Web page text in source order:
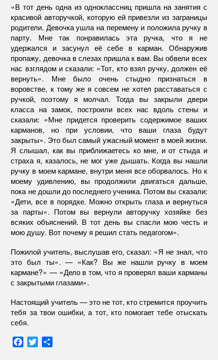
«В тот день одна из одноклассниц пришла на занятия с
красивой авторучкой, которую ей привезли из заграницы
родители. Девочка ушла на перемену и положила ручку в
парту. Мне так понравилась эта ручка, что я не
удержался и засунул её себе в карман. Обнаружив
пропажу, девочка в слезах пришла к вам. Вы обвели всех
нас взглядом и сказали: «Тот, кто взял ручку, должен её
вернуть». Мне было очень стыдно признаться в
воровстве, к тому же я совсем не хотел расставаться с
ручкой, поэтому я молчал. Тогда вы закрыли двери
класса на замок, построили всех нас вдоль стены и
сказали: «Мне придется проверить содержимое ваших
карманов, но при условии, что ваши глаза будут
закрыты». Это был самый ужасный момент в моей жизни.
Я слышал, как вы приближаетесь ко мне, и от стыда и
страха я, казалось, не мог уже дышать. Когда вы нашли
ручку в моем кармане, внутри меня все оборвалось. Но к
моему удивлению, вы продолжили двигаться дальше,
пока не дошли до последнего ученика. Потом вы сказали:
«Дети, все в порядке. Можно открыть глаза и вернуться
за парты». Потом вы вернули авторучку хозяйке без
всяких объяснений. В тот день вы спасли мою честь и
мою душу. Вот почему я решил стать педагогом».
Пожилой учитель, выслушав его, сказал: «Я не знал, что
это был ты». — «Как? Вы же нашли ручку в моем
кармане?» — «Дело в том, что я проверял ваши карманы
с закрытыми глазами».
Настоящий учитель — это не тот, кто стремится проучить
тебя за твои ошибки, а тот, кто помогает тебе отыскать
себя.